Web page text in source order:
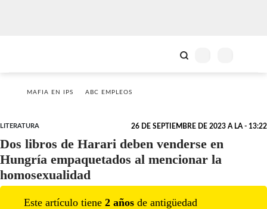
MAFIA EN IPS ABC EMPLEOS
LITERATURA 26 DE SEPTIEMBRE DE 2023 A LA - 13:22
Dos libros de Harari deben venderse en
Hungría empaquetados al mencionar la
homosexualidad
Este artículo tiene 2 años de antigüedad